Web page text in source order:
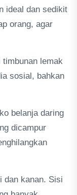
ideal dan sedikit
orang, agar
timbunan lemak
sosial, bahkan
belanja daring
dicampur
dan kanan. Sisi